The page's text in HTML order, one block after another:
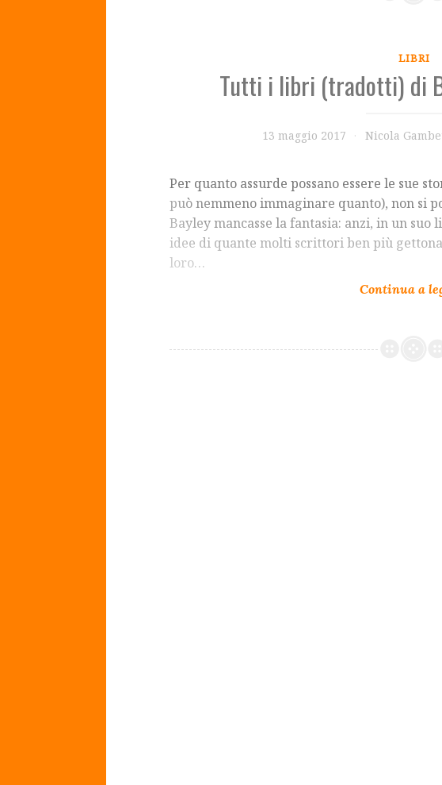
LIBRI
Tutti i libri (tradotti) di
13 maggio 2017 Nicola
Per quanto assurde possano essere le sue
può nemmeno immaginare quanto), non si
Bayley mancasse la fantasia: anzi, in un
idee di quante molti scrittori ben più
loro…